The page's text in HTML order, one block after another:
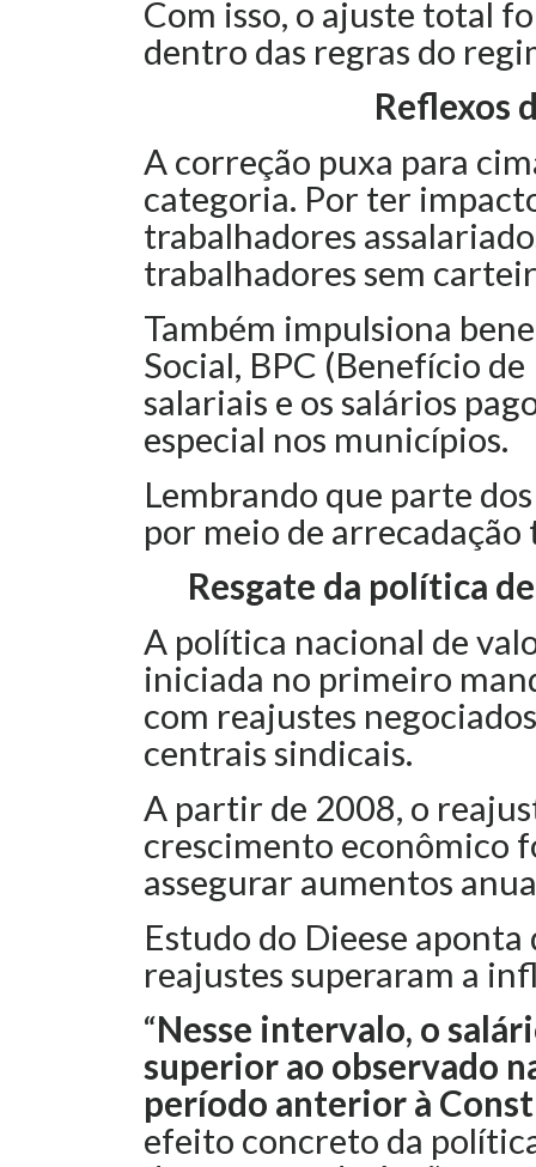
Com isso, o ajuste total
dentro das regras do
Reflexos
A correção puxa para
categoria. Por ter
trabalhadores
trabalhadores sem
Também impulsiona
Social, BPC (Benefício
salariais e os salários
especial nos municípios.
Lembrando que parte
por meio de
Resgate da política
A política nacional de
iniciada no primeiro
com reajustes
centrais sindicais.
A partir de 2008, o
crescimento econômico
assegurar aumentos
Estudo do Dieese
reajustes superaram a
“Nesse intervalo, o
superior ao observado
período anterior à
efeito concreto da